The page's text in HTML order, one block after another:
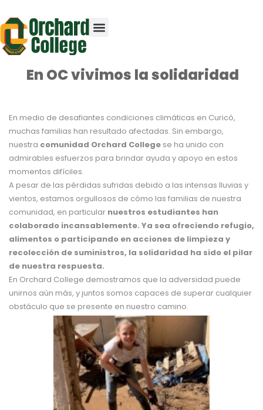
En OC vivimos la solidaridad
En medio de desafiantes condiciones climáticas en Curicó,
muchas familias han resultado afectadas. Sin embargo,
nuestra comunidad Orchard College se ha unido con
admirables esfuerzos para brindar ayuda y apoyo en estos
momentos difíciles.
A pesar de las pérdidas sufridas debido a las intensas lluvias y
vientos, estamos orgullosos de cómo las familias de nuestra
comunidad, en particular nuestros estudiantes han
colaborado incansablemente. Ya sea ofreciendo refugio,
alimentos o participando en acciones de limpieza y
recolección de suministros, la solidaridad ha sido el pilar
de nuestra respuesta.
En Orchard College demostramos que la adversidad puede
unirnos aún más, y juntos somos capaces de superar cualquier
obstáculo que se presente en nuestro camino.